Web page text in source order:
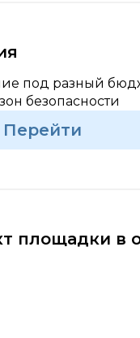
под разный
безопасности
Перейти
площадки в